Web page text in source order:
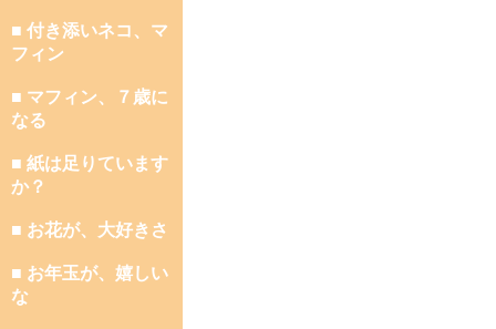
■ 付き添いネコ、マ
フィン
■ マフィン、７歳に
なる
■ 紙は足りています
か？
■ お花が、大好きさ
■ お年玉が、嬉しい
な